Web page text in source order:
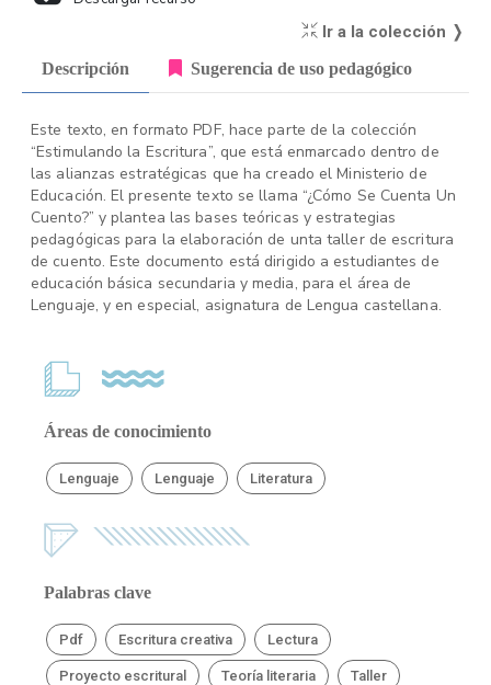
Ir a la colección ❭
Descripción Sugerencia de uso pedagógico
Este texto, en formato PDF, hace parte de la colección
“Estimulando la Escritura”, que está enmarcado dentro de
las alianzas estratégicas que ha creado el Ministerio de
Educación. El presente texto se llama “¿Cómo Se Cuenta Un
Cuento?” y plantea las bases teóricas y estrategias
pedagógicas para la elaboración de unta taller de escritura
de cuento. Este documento está dirigido a estudiantes de
educación básica secundaria y media, para el área de
Lenguaje, y en especial, asignatura de Lengua castellana.
Áreas de conocimiento
Lenguaje Lenguaje Literatura
Palabras clave
Pdf Escritura creativa Lectura
Proyecto escritural Teoría literaria Taller